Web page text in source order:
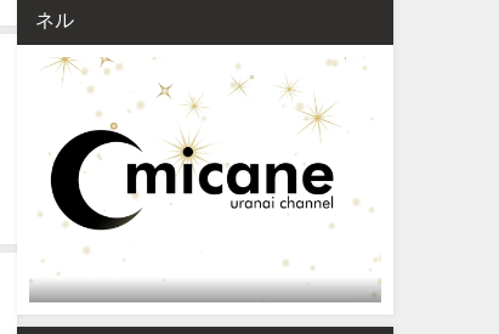
ネル